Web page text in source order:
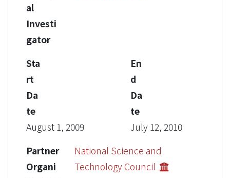
al
Investi
gator
Sta
rt
Da
te
August 1, 2009
En
d
Da
te
July 12, 2010
Partner
Organi
National Science and
Technology Council